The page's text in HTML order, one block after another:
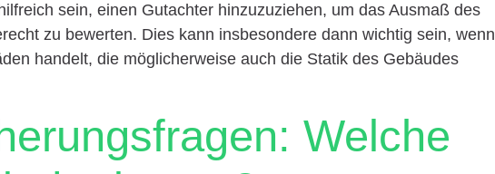
sein, einen Gutachter hinzuzuziehen, um das Ausmaß des
zu bewerten. Dies kann insbesondere dann wichtig sein, wenn
handelt, die möglicherweise auch die Statik des Gebäudes
Welche